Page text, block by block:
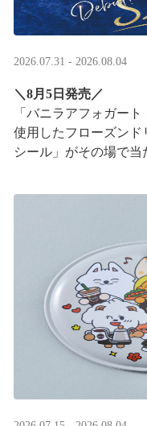
2026.07.31 - 2026.08.04
＼8月5日発売／
「バニラアフォガー
使用したフローズン
シール」がその場で当